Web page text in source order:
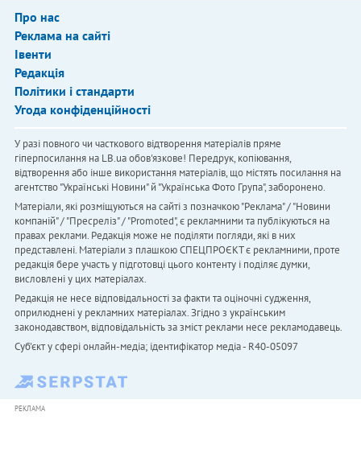
Про нас
Реклама на сайті
Івенти
Редакція
Політики і стандарти
Угода конфіденційності
У разі повного чи часткового відтворення матеріалів пряме
гіперпосилання на LB.ua обов'язкове! Передрук, копіювання,
відтворення або інше використання матеріалів, що містять посилання на
агентство "Українськi Новини" й "Українська Фото Група", заборонено.
Матеріали, які розміщуються на сайті з позначкою "Реклама" / "Новини
компаній" / "Пресреліз" / "Promoted", є рекламними та публікуються на
правах реклами. Редакція може не поділяти погляди, які в них
представлені. Матеріали з плашкою СПЕЦПРОЄКТ є рекламними, проте
редакція бере участь у підготовці цього контенту і поділяє думки,
висловлені у цих матеріалах.
Редакція не несе відповідальності за факти та оціночні судження,
оприлюднені у рекламних матеріалах. Згідно з українським
законодавством, відповідальність за зміст реклами несе рекламодавець.
Cуб'єкт у сфері онлайн-медіа; ідентифікатор медіа - R40-05097
РЕКЛАМА